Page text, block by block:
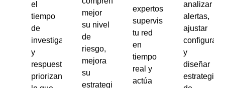
el
tiempo
de
investigación
y
respuesta,
priorizando
mejor
su nivel
de
riesgo,
mejora
su
estrategia
expertos
supervisa
tu red
en
tiempo
real y
actúa
analizar
alertas,
ajustar
y
diseñar
estrategias